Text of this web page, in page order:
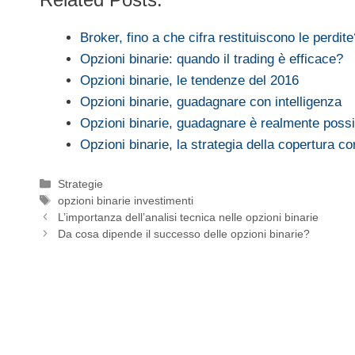
Broker, fino a che cifra restituiscono le
Opzioni binarie: quando il trading è efficace?
Opzioni binarie, le tendenze del 2016
Opzioni binarie, guadagnare con intelligenza
Opzioni binarie, guadagnare è realmente
Opzioni binarie, la strategia della copertura
Categorie
Strategie
Tag
opzioni binarie investimenti
L’importanza dell’analisi tecnica nelle opzioni binarie
Da cosa dipende il successo delle opzioni binarie?